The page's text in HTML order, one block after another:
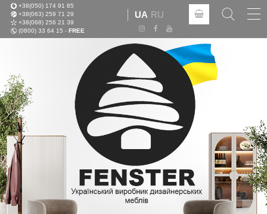
+38(050) 174 91 85
+38(063) 259 71 29
+38(068) 256 21 39
(0800) 33 64 15 - FREE
UA RU